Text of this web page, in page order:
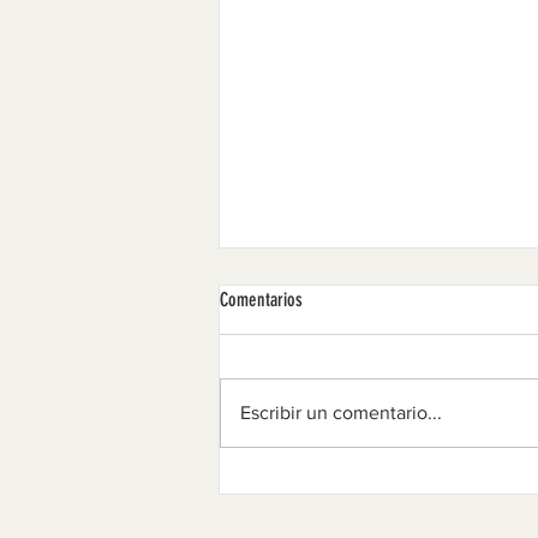
NENS A LA PLATJA 1995
Comentarios
Escribir un comentario...